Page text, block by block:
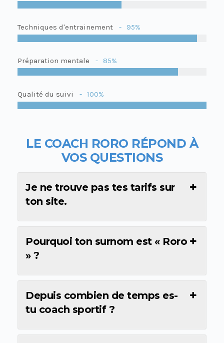
Techniques d'entrainement 95%
Préparation mentale 85%
Qualité du suivi 100%
LE COACH RORO RÉPOND À
VOS QUESTIONS
Je ne trouve pas tes tarifs sur
ton site.
Pourquoi ton surnom est « Roro
» ?
Depuis combien de temps es-
tu coach sportif ?